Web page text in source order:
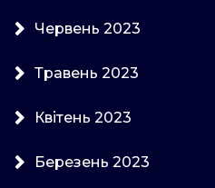
Червень 2023
Травень 2023
Квітень 2023
Березень 2023